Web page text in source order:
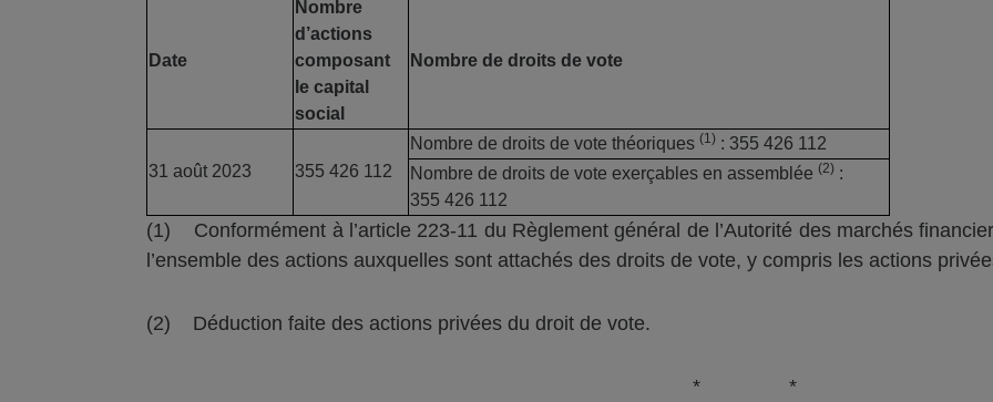
Date
Nombre
d’actions
composant
le capital
social
Nombre de droits de vote
31 août 2023 355 426 112
Nombre de droits de vote théoriques (1) : 355 426 112
Nombre de droits de vote exerçables en assemblée (2) :
355 426 112
(1) Conformément à l’article 223-11 du Règlement général de l’Autorité des marchés
l’ensemble des actions auxquelles sont attachés des droits de vote, y compris les actions
(2) Déduction faite des actions privées du droit de vote.
* *